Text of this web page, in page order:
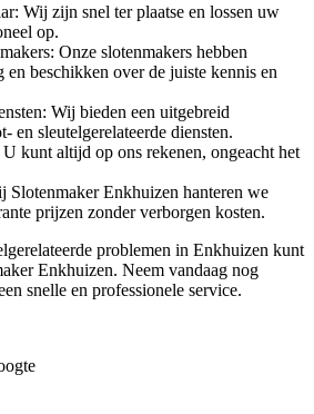
Wij zijn snel ter plaatse en lossen uw
op.
Onze slotenmakers hebben
en beschikken over de juiste kennis en
Wij bieden een uitgebreid
en sleutelgerelateerde diensten.
kunt altijd op ons rekenen, ongeacht het
Enkhuizen hanteren we
prijzen zonder verborgen kosten.
problemen in Enkhuizen kunt
Enkhuizen. Neem vandaag nog
snelle en professionele service.